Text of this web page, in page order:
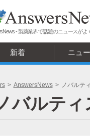
- 製薬業界で話題のニュースがよ
新着 ニュ
> AnswersNews > ノバルテ
バルテ